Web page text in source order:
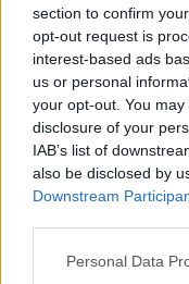
section to confirm
opt-out request is
interest-based ads
us or personal
your opt-out. You
disclosure of your
IAB’s list of
also be disclosed by
Downstream
Personal Data
Calciatori:Leuila
4/6; Moleli
Note:Debutto in
(Azzurro 742)
743).